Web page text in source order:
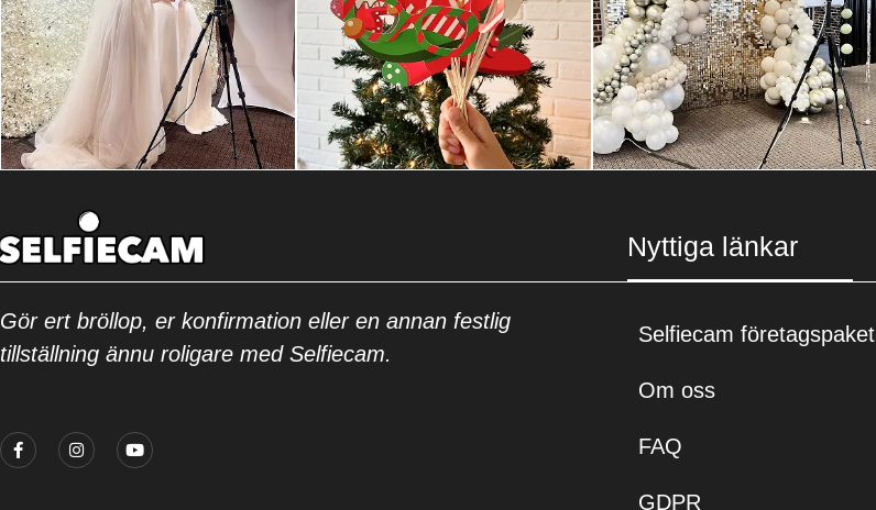
Nyttiga länkar
Gör ert bröllop, er konfirmation eller en annan festlig
tillställning ännu roligare med Selfiecam.
Selfiecam företagspaket
Om oss
FAQ
GDPR